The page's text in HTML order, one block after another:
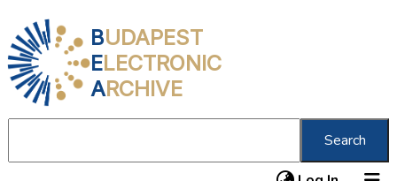
BUDAPEST
ELECTRONIC
ARCHIVE
Search